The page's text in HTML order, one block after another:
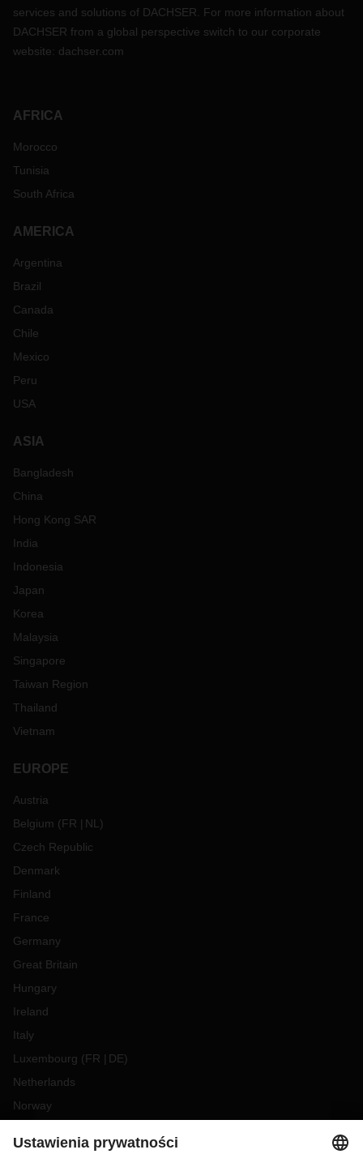
services and solutions of DACHSER. For more information about
DACHSER from a global perspective switch to our corporate
website: dachser.com
AFRICA
Morocco
Tunisia
South Africa
AMERICA
Argentina
Brazil
Canada
Chile
Mexico
Peru
USA
ASIA
Bangladesh
China
Hong Kong SAR
India
Indonesia
Japan
Korea
Malaysia
Singapore
Taiwan Region
Thailand
Vietnam
EUROPE
Austria
Belgium (FR NL )
Czech Republic
Denmark
Finland
France
Germany
Great Britain
Hungary
Ireland
Italy
Luxembourg (FR DE)
Netherlands
Norway